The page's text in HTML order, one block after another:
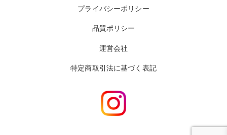
プライバシーポリシー
品質ポリシー
運営会社
特定商取引法に基づく表記